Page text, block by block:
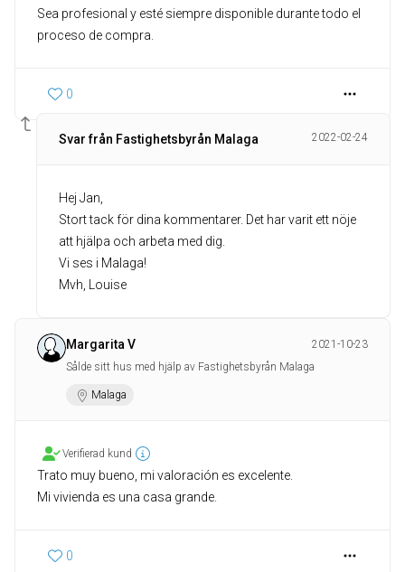
Sea profesional y esté siempre disponible durante todo el
proceso de compra.
0
Svar från Fastighetsbyrån Malaga 2022-02-24
Hej Jan,
Stort tack för dina kommentarer. Det har varit ett nöje
att hjälpa och arbeta med dig.
Vi ses i Malaga!
Mvh, Louise
Margarita V
2021-10-23
Sålde sitt hus med hjälp av Fastighetsbyrån Malaga
Malaga
Verifierad kund
Trato muy bueno, mi valoración es excelente.
Mi vivienda es una casa grande.
0